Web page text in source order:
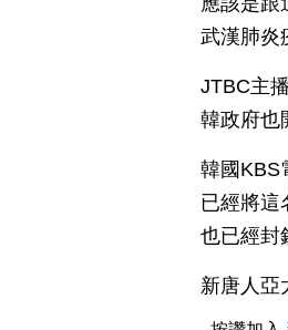
武漢肺炎
JTBC主
韓政府也
韓國KBS
已經將這
也已經封
新唐人亞